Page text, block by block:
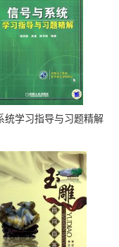
统学习指导与习题精解